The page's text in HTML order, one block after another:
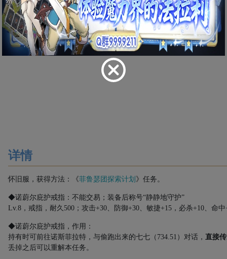
详情
怀旧服，获得方法：《菲鲁瑟团探索计划 》任务。
◆诺蔚尔庇护戒指：不能交易；装备后称号“静静地守护”
Lv.8 ，戒指，耐久 500 ；攻击+30、防御+30、敏捷+15 ，必杀+10、命中
◆诺蔚尔庇护戒指，作用：
持有时可前往诺斯菲拉特，与偷跑出来的七七（ 734.51 ）对话， 直接
丢掉之后可以重解本任务。